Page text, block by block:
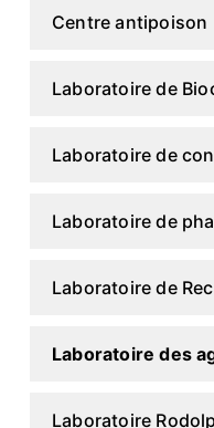
Centre antipoison
Laboratoire des
Laboratoire